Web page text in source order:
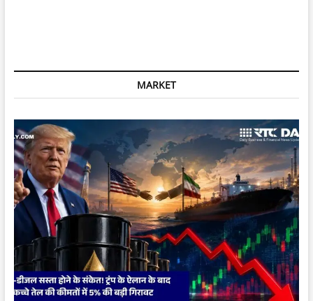
में
से
मिलेगी
शेयर
बेचने
की
सुविधा
MARKET